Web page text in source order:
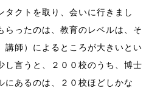
タクトを取り、会いに行きまし
らったのは、教育のレベルは、そ
講師）によるところが大きいとい
し言うと、２００校のうち、博士
にあるのは、２０校ほどしかな